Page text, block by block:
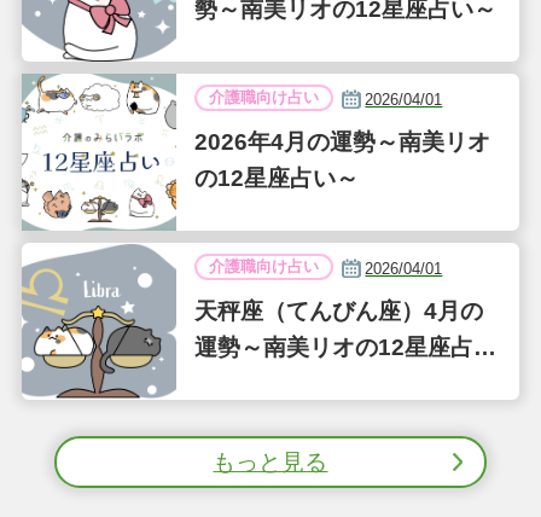
勢～南美リオの12星座占い～
介護職向け占い 2026/04/01
2026年4月の運勢～南美リオ
の12星座占い～
介護職向け占い 2026/04/01
天秤座（てんびん座）4月の
運勢～南美リオの12星座占い
もっと見る